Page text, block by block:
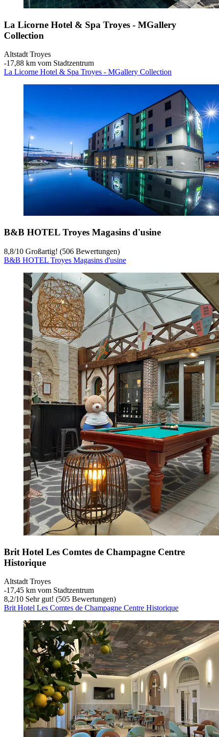
La Licorne Hotel & Spa Troyes - MGallery
Collection
Altstadt Troyes
‐17,88 km vom Stadtzentrum
La Licorne Hotel & Spa Troyes - MGallery Collection
B&B HOTEL Troyes Magasins d'usine
8,8/10 Großartig! (506 Bewertungen)
B&B HOTEL Troyes Magasins d'usine
Brit Hotel Les Comtes de Champagne Centre
Historique
Altstadt Troyes
‐17,45 km vom Stadtzentrum
8,2/10 Sehr gut! (505 Bewertungen)
Brit Hotel Les Comtes de Champagne Centre Historique